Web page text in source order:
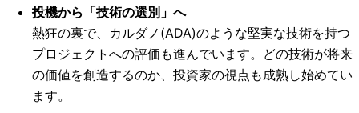
投機から「技術の選別」へ
熱狂の裏で、カルダノ(ADA)のような堅実な技術を持つ
プロジェクトへの評価も進んでいます。どの技術が将来
の価値を創造するのか、投資家の視点も成熟し始めてい
ます。